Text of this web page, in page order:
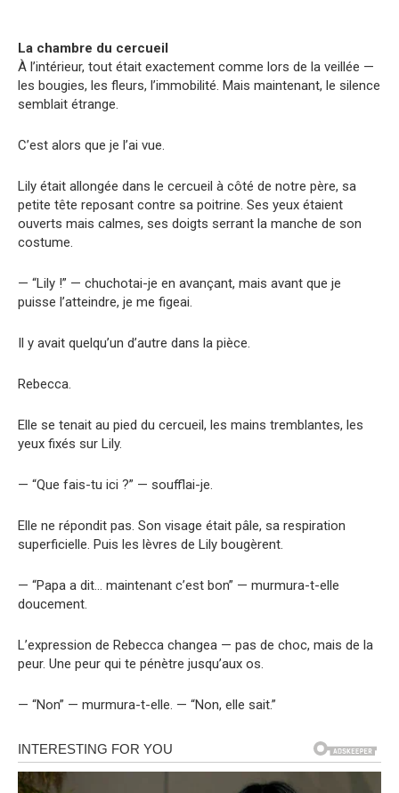
La chambre du cercueil
À l’intérieur, tout était exactement comme lors de la veillée —
les bougies, les fleurs, l’immobilité. Mais maintenant, le silence
semblait étrange.
C’est alors que je l’ai vue.
Lily était allongée dans le cercueil à côté de notre père, sa
petite tête reposant contre sa poitrine. Ses yeux étaient
ouverts mais calmes, ses doigts serrant la manche de son
costume.
— “Lily !” — chuchotai-je en avançant, mais avant que je
puisse l’atteindre, je me figeai.
Il y avait quelqu’un d’autre dans la pièce.
Rebecca.
Elle se tenait au pied du cercueil, les mains tremblantes, les
yeux fixés sur Lily.
— “Que fais-tu ici ?” — soufflai-je.
Elle ne répondit pas. Son visage était pâle, sa respiration
superficielle. Puis les lèvres de Lily bougèrent.
— “Papa a dit… maintenant c’est bon” — murmura-t-elle
doucement.
L’expression de Rebecca changea — pas de choc, mais de la
peur. Une peur qui te pénètre jusqu’aux os.
— “Non” — murmura-t-elle. — “Non, elle sait.”